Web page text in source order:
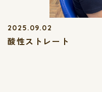
2025.09.02
酸性ストレート